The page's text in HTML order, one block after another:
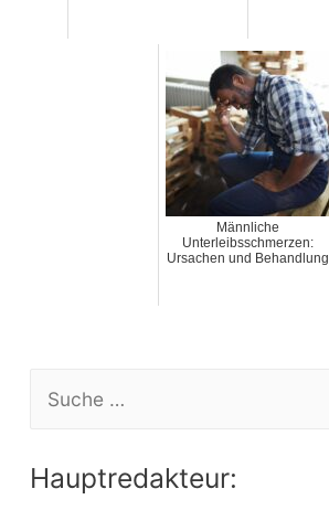
Männliche
Unterleibsschmerzen:
Ursachen und Behandlung
Hauptredakteur: